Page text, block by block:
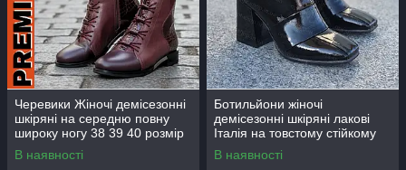
Черевики Жіночі демісезонні
шкіряні на середню повну
широку ногу 38 39 40 розмір
В наявності
Ботильйони жіночі
демісезонні шкіряні лакові
Італія на товстому стійкому
підборі каблуку (код:СБ-484-
чл)
В наявності